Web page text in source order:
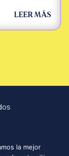
LEER MÁS
la mejor